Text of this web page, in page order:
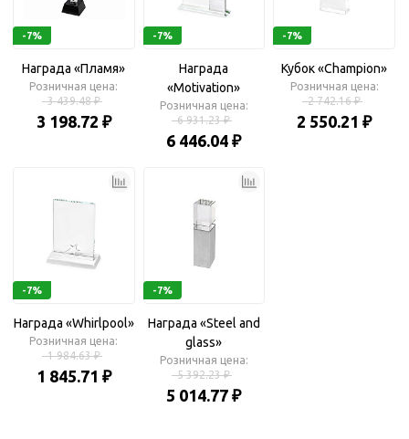
-7%
Награда «Пламя»
Розничная цена:
3 439.48 ₽
3 198.72 ₽
-7%
Награда
«Motivation»
Розничная цена:
6 931.23 ₽
6 446.04 ₽
-7%
Кубок «Champion»
Розничная цена:
2 742.16 ₽
2 550.21 ₽
-7%
Награда «Whirlpool»
Розничная цена:
1 984.63 ₽
1 845.71 ₽
-7%
Награда «Steel and
glass»
Розничная цена:
5 392.23 ₽
5 014.77 ₽